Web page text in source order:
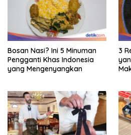
Bosan Nasi? Ini 5 Minuman
Pengganti Khas Indonesia
yang Mengenyangkan
3